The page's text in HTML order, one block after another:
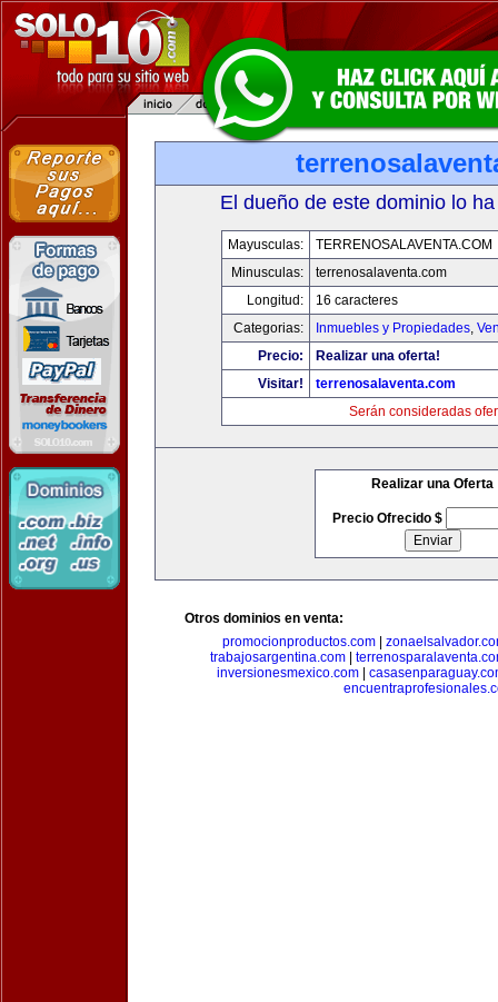
El dueño de este dominio lo
Mayusculas:
TERRENOSALAVENTA.COM
Minusculas:
terrenosalaventa.com
Longitud:
16 caracteres
Categorias:
Inmuebles y Propiedades,
Precio:
Realizar una oferta!
Visitar!
terrenosalaventa.com
Serán consideradas
Realizar una Oferta
Precio Ofrecido $
Otros dominios en venta:
promocionproductos.com|
trabajosargentina.com
inversionesmexico.com